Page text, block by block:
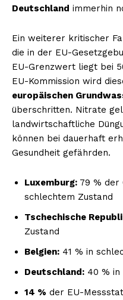
Deutschland immerhin
Ein weiterer kritischer
die in der EU-
EU-Grenzwert liegt bei
EU-Kommission wird
europäischen
überschritten. Nitrate
landwirtschaftliche
können bei dauerhaft
Gesundheit gefährden.
Luxemburg: 79 % der
schlechtem Zustand
Tschechische
Zustand
Belgien: 41 % in
Deutschland: 40 % in
14 % der EU-